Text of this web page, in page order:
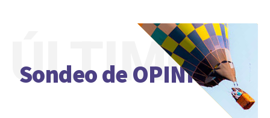
Sondeo de OPINIÓN
ÚLTIMO